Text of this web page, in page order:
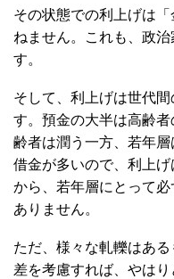
その状態での利上げは
ねません。これも、政
す。
そして、利上げは世代
す。預金の大半は高齢
齢者は潤う一方、若年
借金が多いので、利上
から、若年層にとって
ありません。
ただ、様々な軋轢はあ
差を考慮すれば、やは